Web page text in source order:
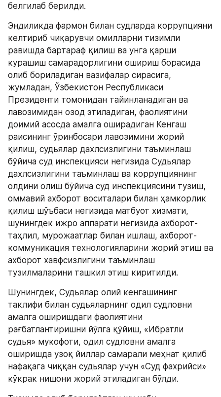
белгилаб берилди.
Эндиликда фармон билан судларда коррупцияни
келтириб чиқарувчи омилларни тизимли
равишда бартараф қилиш ва унга қарши
курашиш самарадорлигини ошириш борасида
олиб бориладиган вазифалар сирасига,
жумладан, Ўзбекистон Республикаси
Президенти томонидан тайинланадиган ва
лавозимидан озод этиладиган, фаолиятини
доимий асосда амалга оширадиган Кенгаш
раисининг ўринбосари лавозимини жорий
қилиш, судьялар дахлсизлигини таъминлаш
бўйича суд инспекцияси негизида Судьялар
дахлсизлигини таъминлаш ва коррупциянинг
олдини олиш бўйича суд инспекциясини тузиш,
оммавий ахборот воситалари билан ҳамкорлик
қилиш шўъбаси негизида матбуот хизмати,
шунингдек ижро аппарати негизида ахборот-
таҳлил, мурожаатлар билан ишлаш, ахборот-
коммуникация технологияларини жорий этиш ва
ахборот хавфсизлигини таъминлаш
тузилмаларини ташкил этиш киритилди.
Шунингдек, Судьялар олий кенгашининг
таклифи билан судьяларнинг одил судловни
амалга оширишдаги фаолиятини
рағбатлантиришни йўлга қўйиш, «Ибратли
судья» мукофоти, одил судловни амалга
оширишда узоқ йиллар самарали меҳнат қилиб
нафақага чиққан судьялар учун «Суд фахрийси»
кўкрак нишони жорий этиладиган бўлди.